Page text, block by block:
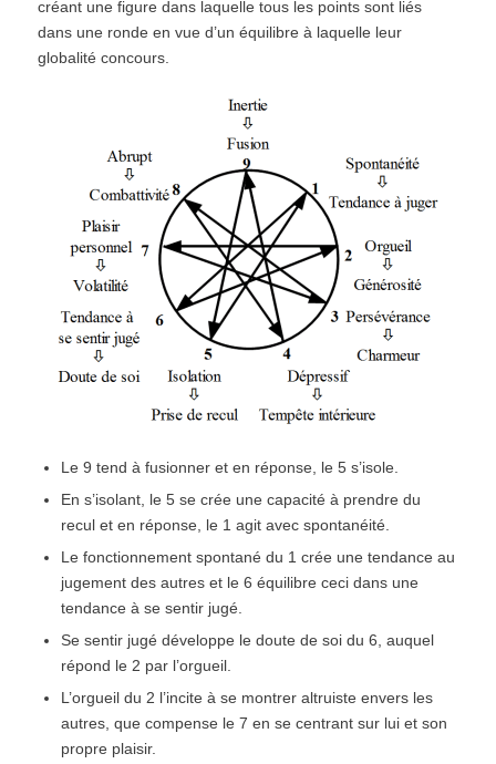
créant une figure dans laquelle tous les points sont liés
dans une ronde en vue d’un équilibre à laquelle leur
globalité concours.
Le 9 tend à fusionner et en réponse, le 5 s’isole.
En s’isolant, le 5 se crée une capacité à prendre du
recul et en réponse, le 1 agit avec spontanéité.
Le fonctionnement spontané du 1 crée une tendance au
jugement des autres et le 6 équilibre ceci dans une
tendance à se sentir jugé.
Se sentir jugé développe le doute de soi du 6, auquel
répond le 2 par l’orgueil.
L’orgueil du 2 l’incite à se montrer altruiste envers les
autres, que compense le 7 en se centrant sur lui et son
propre plaisir.